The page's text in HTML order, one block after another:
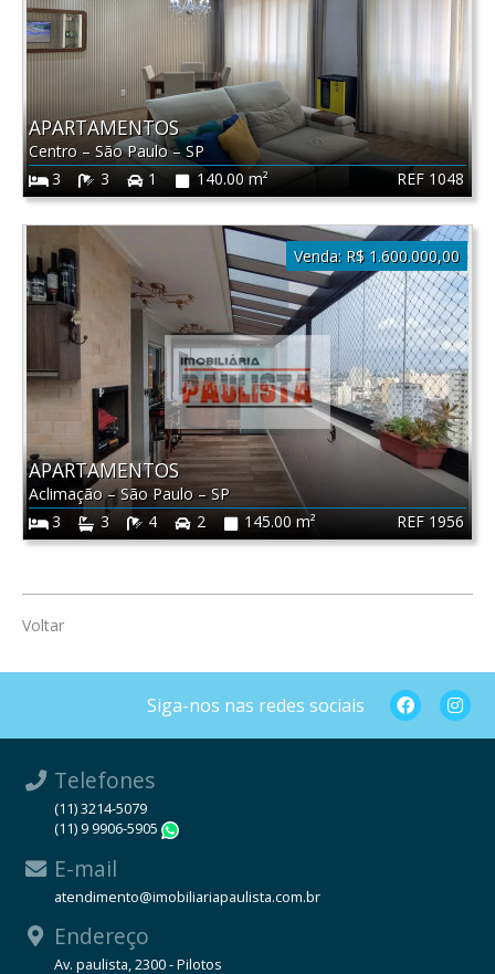
REF 1048
APARTAMENTOS
Centro – São Paulo– SP
3
3 1 140.00 m²
REF 1956
APARTAMENTOS
Aclimação–São Paulo –SP
3
3 4 2 145.00 m²
Venda: R$ 1.600.000,00
Voltar
Siga-nos nas redes sociais
Telefones
(11) 3214-5079
(11) 9 9906-5905
E-mail
atendimento@imobiliariapaulista.com.br
Endereço
Av. paulista, 2300 - Pilotos